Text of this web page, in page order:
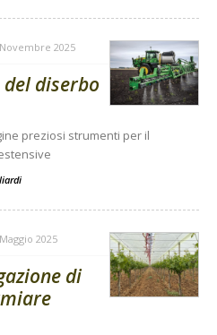
2025
diserbo
preziosi strumenti per il
2025
di